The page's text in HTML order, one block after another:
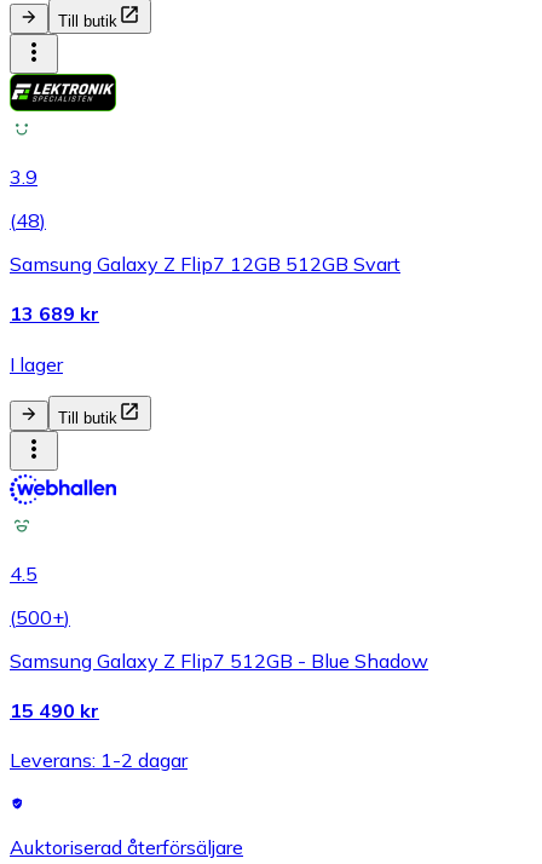
Till butik
3.9
(48)
Samsung Galaxy Z Flip7 12GB 512GB Svart
13 689 kr
I lager
Till butik
4.5
(500+)
Samsung Galaxy Z Flip7 512GB - Blue Shadow
15 490 kr
Leverans: 1-2 dagar
Auktoriserad återförsäljare